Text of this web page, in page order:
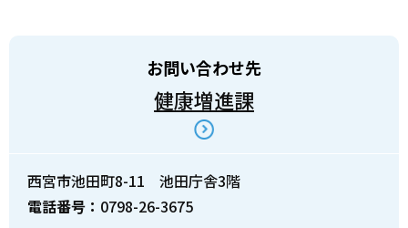
お問い合わせ先
健康増進課
西宮市池田町8-11 池田庁舎3階
電話番号： 0798-26-3675